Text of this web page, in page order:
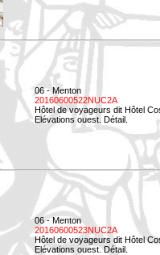
06 - Menton
20160600522NUC2A
Hôtel de voyageurs dit Hôtel
Elévations ouest. Détail.
06 - Menton
20160600523NUC2A
Hôtel de voyageurs dit Hôtel
Elévations ouest. Détail.